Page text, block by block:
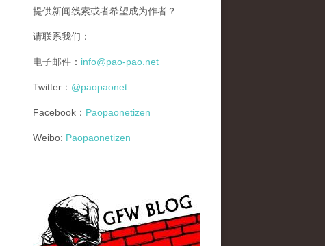
提供新闻线索或者希望成为作者？
请联系我们：
电子邮件： info@pao-pao.net
Twitter： @paopaonet
Facebook： Paopaonetizen
Weibo: Paopaonetizen
gfw_blog_small.jpg